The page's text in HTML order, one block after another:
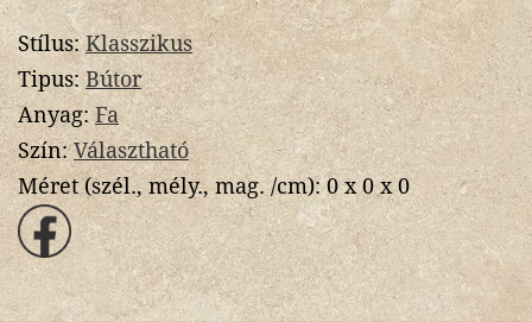
Stílus:Klasszikus
Tipus:Bútor
Anyag:Fa
Szín:Választható
Méret (szél., mély., mag. /cm):0 x 0 x 0